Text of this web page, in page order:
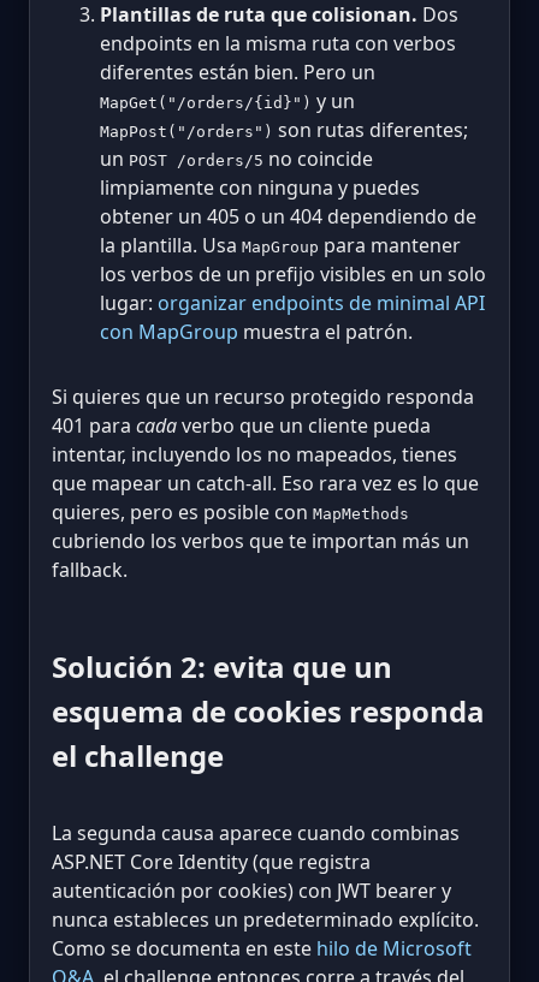
Plantillas de ruta que colisionan. Dos
endpoints en la misma ruta con verbos
diferentes están bien. Pero un
MapGet("/orders/{id}") y un
MapPost("/orders") son rutas diferentes;
un POST /orders/5 no coincide
limpiamente con ninguna y puedes
obtener un 405 o un 404 dependiendo de
la plantilla. Usa MapGroup para mantener
los verbos de un prefijo visibles en un solo
lugar: organizar endpoints de minimal API
con MapGroup muestra el patrón.
Si quieres que un recurso protegido responda
401 para cadaverbo que un cliente pueda
intentar, incluyendo los no mapeados, tienes
que mapear un catch-all. Eso rara vez es lo que
quieres, pero es posible con MapMethods
cubriendo los verbos que te importan más un
fallback.
Solución 2: evita que un
esquema de cookies responda
el challenge
La segunda causa aparece cuando combinas
ASP.NET Core Identity (que registra
autenticación por cookies) con JWT bearer y
nunca estableces un predeterminado explícito.
Como se documenta en este hilo de Microsoft